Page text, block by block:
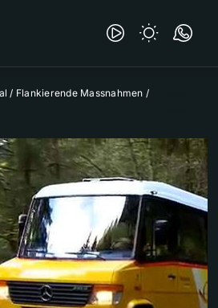
/ Flankierende Massnahmen /